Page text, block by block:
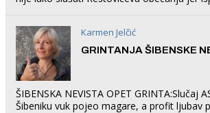
Karmen Jelčić
GRINTANJA ŠIBENSKE
ŠIBENSKA NEVISTA OPET GRINTA:Slučaj
Šibeniku vuk pojeo magare, a profit ljubav